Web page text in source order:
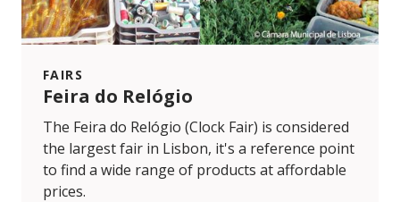
FAIRS
Feira do Relógio
The Feira do Relógio (Clock Fair) is considered
the largest fair in Lisbon, it's a reference point
to find a wide range of products at affordable
prices.